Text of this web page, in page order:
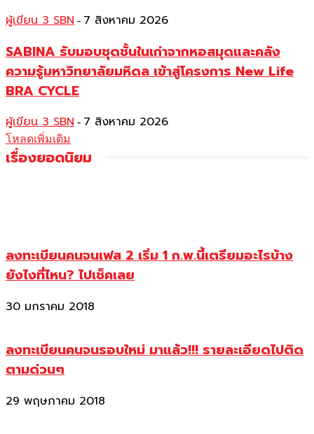
ผู้เขียน 3 SBN - 7 สิงหาคม 2026
SABINA รับมอบชุดชั้นในเก่าจากหอสมุดและคลัง
ความรู้มหาวิทยาลัยมหิดล เข้าสู่โครงการ New Life
BRA CYCLE
ผู้เขียน 3 SBN - 7 สิงหาคม 2026
โหลดเพิ่มเติม
เรื่องยอดนิยม
ลงทะเบียนคนจนเฟส 2 เริ่ม 1 ก.พ.นี้เตรียมอะไรบ้าง
ยังไงที่ไหน? ไปเช็คเลย
30 มกราคม 2018
ลงทะเบียนคนจนรอบใหม่ มาแล้ว!!! รายละเอียดไปติด
ตามด่วนๆ
29 พฤษภาคม 2018